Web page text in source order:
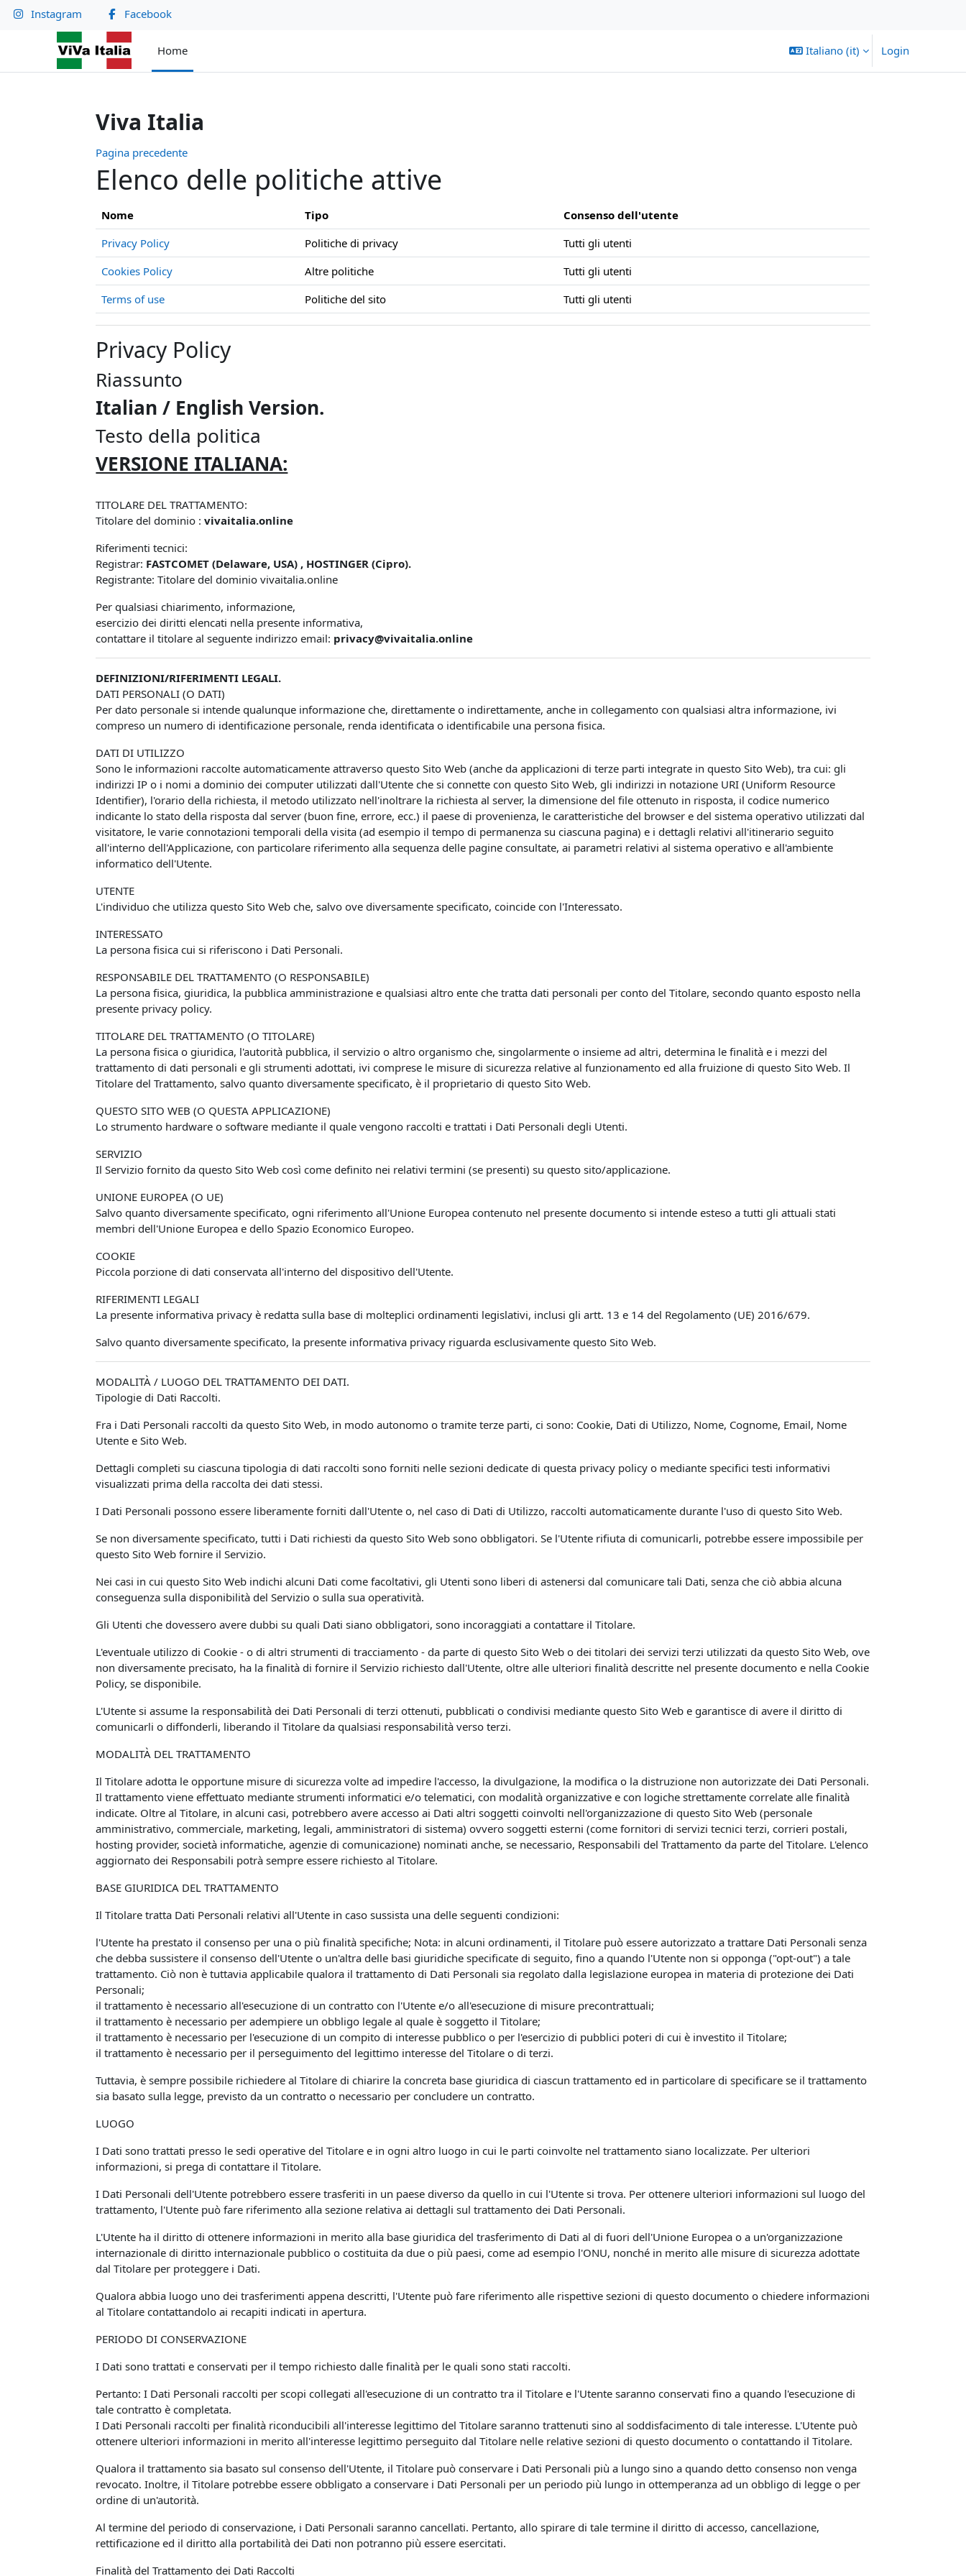
Vai al contenuto principale
Instagram Facebook
Home Italiano ‎(it)‎ Login
Viva Italia
Pagina precedente
Elenco delle politiche attive
Nome Tipo
Consenso dell'utente
Privacy Policy
Politiche di privacy
Tutti gli utenti
Cookies Policy
Altre politiche
Tutti gli utenti
Terms of use
Politiche del sito Tutti gli utenti
Privacy Policy
Riassunto
Italian / English Version.
Testo della politica
VERSIONE ITALIANA:
TITOLARE DEL TRATTAMENTO:
Titolare del dominio :vivaitalia.online
Riferimenti tecnici:
Registrar: FASTCOMET (Delaware, USA) , HOSTINGER (Cipro).
Registrante: Titolare del dominio vivaitalia.online
Per qualsiasi chiarimento, informazione,
esercizio dei diritti elencati nella presente informativa,
contattare il titolare al seguente indirizzo email: privacy@vivaitalia.online
DEFINIZIONI/RIFERIMENTI LEGALI.
DATI PERSONALI (O DATI)
Per dato personale si intende qualunque informazione che, direttamente o indirettamente, anche in collegamento con qualsiasi altra informazione, ivi
compreso un numero di identificazione personale, renda identificata o identificabile una persona fisica.
DATI DI UTILIZZO
Sono le informazioni raccolte automaticamente attraverso questo Sito Web (anche da applicazioni di terze parti integrate in questo Sito Web), tra cui: gli
indirizzi IP o i nomi a dominio dei computer utilizzati dall'Utente che si connette con questo Sito Web, gli indirizzi in notazione URI (Uniform Resource
Identifier), l'orario della richiesta, il metodo utilizzato nell'inoltrare la richiesta al server, la dimensione del file ottenuto in risposta, il codice numerico
indicante lo stato della risposta dal server (buon fine, errore, ecc.) il paese di provenienza, le caratteristiche del browser e del sistema operativo utilizzati dal
visitatore, le varie connotazioni temporali della visita (ad esempio il tempo di permanenza su ciascuna pagina) e i dettagli relativi all'itinerario seguito
all'interno dell'Applicazione, con particolare riferimento alla sequenza delle pagine consultate, ai parametri relativi al sistema operativo e all'ambiente
informatico dell'Utente.
UTENTE
L'individuo che utilizza questo Sito Web che, salvo ove diversamente specificato, coincide con l'Interessato.
INTERESSATO
La persona fisica cui si riferiscono i Dati Personali.
RESPONSABILE DEL TRATTAMENTO (O RESPONSABILE)
La persona fisica, giuridica, la pubblica amministrazione e qualsiasi altro ente che tratta dati personali per conto del Titolare, secondo quanto esposto nella
presente privacy policy.
TITOLARE DEL TRATTAMENTO (O TITOLARE)
La persona fisica o giuridica, l'autorità pubblica, il servizio o altro organismo che, singolarmente o insieme ad altri, determina le finalità e i mezzi del
trattamento di dati personali e gli strumenti adottati, ivi comprese le misure di sicurezza relative al funzionamento ed alla fruizione di questo Sito Web. Il
Titolare del Trattamento, salvo quanto diversamente specificato, è il proprietario di questo Sito Web.
QUESTO SITO WEB (O QUESTA APPLICAZIONE)
Lo strumento hardware o software mediante il quale vengono raccolti e trattati i Dati Personali degli Utenti.
SERVIZIO
Il Servizio fornito da questo Sito Web così come definito nei relativi termini (se presenti) su questo sito/applicazione.
UNIONE EUROPEA (O UE)
Salvo quanto diversamente specificato, ogni riferimento all'Unione Europea contenuto nel presente documento si intende esteso a tutti gli attuali stati
membri dell'Unione Europea e dello Spazio Economico Europeo.
COOKIE
Piccola porzione di dati conservata all'interno del dispositivo dell'Utente.
RIFERIMENTI LEGALI
La presente informativa privacy è redatta sulla base di molteplici ordinamenti legislativi, inclusi gli artt. 13 e 14 del Regolamento (UE) 2016/679.
Salvo quanto diversamente specificato, la presente informativa privacy riguarda esclusivamente questo Sito Web.
MODALITÀ / LUOGO DEL TRATTAMENTO DEI DATI.
Tipologie di Dati Raccolti.
Fra i Dati Personali raccolti da questo Sito Web, in modo autonomo o tramite terze parti, ci sono: Cookie, Dati di Utilizzo, Nome, Cognome, Email, Nome
Utente e Sito Web.
Dettagli completi su ciascuna tipologia di dati raccolti sono forniti nelle sezioni dedicate di questa privacy policy o mediante specifici testi informativi
visualizzati prima della raccolta dei dati stessi.
I Dati Personali possono essere liberamente forniti dall'Utente o, nel caso di Dati di Utilizzo, raccolti automaticamente durante l'uso di questo Sito Web.
Se non diversamente specificato, tutti i Dati richiesti da questo Sito Web sono obbligatori. Se l'Utente rifiuta di comunicarli, potrebbe essere impossibile per
questo Sito Web fornire il Servizio.
Nei casi in cui questo Sito Web indichi alcuni Dati come facoltativi, gli Utenti sono liberi di astenersi dal comunicare tali Dati, senza che ciò abbia alcuna
conseguenza sulla disponibilità del Servizio o sulla sua operatività.
Gli Utenti che dovessero avere dubbi su quali Dati siano obbligatori, sono incoraggiati a contattare il Titolare.
L'eventuale utilizzo di Cookie - o di altri strumenti di tracciamento - da parte di questo Sito Web o dei titolari dei servizi terzi utilizzati da questo Sito Web, ove
non diversamente precisato, ha la finalità di fornire il Servizio richiesto dall'Utente, oltre alle ulteriori finalità descritte nel presente documento e nella Cookie
Policy, se disponibile.
L'Utente si assume la responsabilità dei Dati Personali di terzi ottenuti, pubblicati o condivisi mediante questo Sito Web e garantisce di avere il diritto di
comunicarli o diffonderli, liberando il Titolare da qualsiasi responsabilità verso terzi.
MODALITÀ DEL TRATTAMENTO
Il Titolare adotta le opportune misure di sicurezza volte ad impedire l'accesso, la divulgazione, la modifica o la distruzione non autorizzate dei Dati Personali.
Il trattamento viene effettuato mediante strumenti informatici e/o telematici, con modalità organizzative e con logiche strettamente correlate alle finalità
indicate. Oltre al Titolare, in alcuni casi, potrebbero avere accesso ai Dati altri soggetti coinvolti nell'organizzazione di questo Sito Web (personale
amministrativo, commerciale, marketing, legali, amministratori di sistema) ovvero soggetti esterni (come fornitori di servizi tecnici terzi, corrieri postali,
hosting provider, società informatiche, agenzie di comunicazione) nominati anche, se necessario, Responsabili del Trattamento da parte del Titolare. L'elenco
aggiornato dei Responsabili potrà sempre essere richiesto al Titolare.
BASE GIURIDICA DEL TRATTAMENTO
Il Titolare tratta Dati Personali relativi all'Utente in caso sussista una delle seguenti condizioni:
l'Utente ha prestato il consenso per una o più finalità specifiche; Nota: in alcuni ordinamenti, il Titolare può essere autorizzato a trattare Dati Personali senza
che debba sussistere il consenso dell'Utente o un'altra delle basi giuridiche specificate di seguito, fino a quando l'Utente non si opponga ("opt-out") a tale
trattamento. Ciò non è tuttavia applicabile qualora il trattamento di Dati Personali sia regolato dalla legislazione europea in materia di protezione dei Dati
Personali;
il trattamento è necessario all'esecuzione di un contratto con l'Utente e/o all'esecuzione di misure precontrattuali;
il trattamento è necessario per adempiere un obbligo legale al quale è soggetto il Titolare;
il trattamento è necessario per l'esecuzione di un compito di interesse pubblico o per l'esercizio di pubblici poteri di cui è investito il Titolare;
il trattamento è necessario per il perseguimento del legittimo interesse del Titolare o di terzi.
Tuttavia, è sempre possibile richiedere al Titolare di chiarire la concreta base giuridica di ciascun trattamento ed in particolare di specificare se il trattamento
sia basato sulla legge, previsto da un contratto o necessario per concludere un contratto.
LUOGO
I Dati sono trattati presso le sedi operative del Titolare e in ogni altro luogo in cui le parti coinvolte nel trattamento siano localizzate. Per ulteriori
informazioni, si prega di contattare il Titolare.
I Dati Personali dell'Utente potrebbero essere trasferiti in un paese diverso da quello in cui l'Utente si trova. Per ottenere ulteriori informazioni sul luogo del
trattamento, l'Utente può fare riferimento alla sezione relativa ai dettagli sul trattamento dei Dati Personali.
L'Utente ha il diritto di ottenere informazioni in merito alla base giuridica del trasferimento di Dati al di fuori dell'Unione Europea o a un'organizzazione
internazionale di diritto internazionale pubblico o costituita da due o più paesi, come ad esempio l'ONU, nonché in merito alle misure di sicurezza adottate
dal Titolare per proteggere i Dati.
Qualora abbia luogo uno dei trasferimenti appena descritti, l'Utente può fare riferimento alle rispettive sezioni di questo documento o chiedere informazioni
al Titolare contattandolo ai recapiti indicati in apertura.
PERIODO DI CONSERVAZIONE
I Dati sono trattati e conservati per il tempo richiesto dalle finalità per le quali sono stati raccolti.
Pertanto: I Dati Personali raccolti per scopi collegati all'esecuzione di un contratto tra il Titolare e l'Utente saranno conservati fino a quando l'esecuzione di
tale contratto è completata.
I Dati Personali raccolti per finalità riconducibili all'interesse legittimo del Titolare saranno trattenuti sino al soddisfacimento di tale interesse. L'Utente può
ottenere ulteriori informazioni in merito all'interesse legittimo perseguito dal Titolare nelle relative sezioni di questo documento o contattando il Titolare.
Qualora il trattamento sia basato sul consenso dell'Utente, il Titolare può conservare i Dati Personali più a lungo sino a quando detto consenso non venga
revocato. Inoltre, il Titolare potrebbe essere obbligato a conservare i Dati Personali per un periodo più lungo in ottemperanza ad un obbligo di legge o per
ordine di un'autorità.
Al termine del periodo di conservazione, i Dati Personali saranno cancellati. Pertanto, allo spirare di tale termine il diritto di accesso, cancellazione,
rettificazione ed il diritto alla portabilità dei Dati non potranno più essere esercitati.
Finalità del Trattamento dei Dati Raccolti